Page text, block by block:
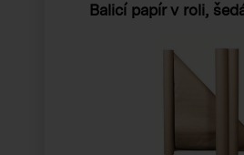
Balicí papír v roli,